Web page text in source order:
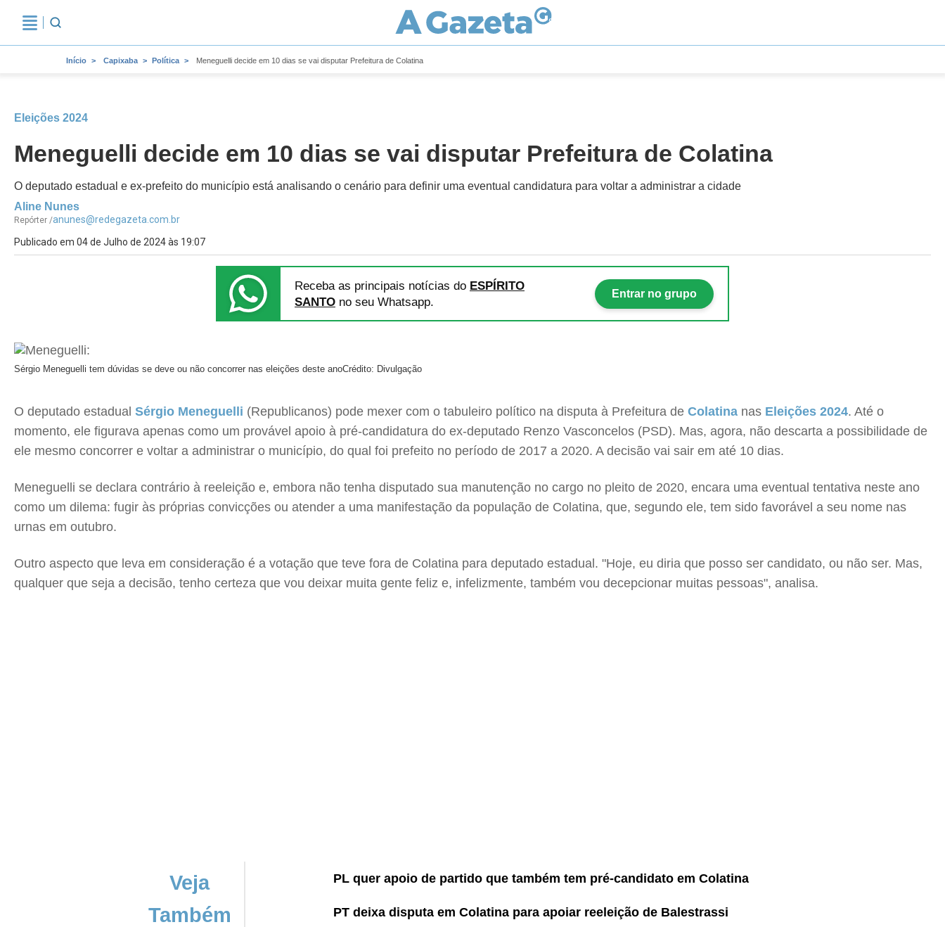
Início Capixaba Política Meneguelli decide em 10 dias se vai disputar Prefeitura de Colatina
Eleições 2024
Meneguelli decide em 10 dias se vai disputar Prefeitura de Colatina
O deputado estadual e ex-prefeito do município está analisando o cenário para definir uma eventual candidatura para voltar a administrar a cidade
Aline Nunes
Repórter /anunes@redegazeta.com.br
Publicado em 04 de Julho de 2024 às 19:07
Receba as principais notícias do ESPÍRITO
SANTO no seu Whatsapp.
Entrar no grupo
Sérgio Meneguelli tem dúvidas se deve ou não concorrer nas eleições deste anoCrédito: Divulgação
O deputado estadual Sérgio Meneguelli (Republicanos) pode mexer com o tabuleiro político na disputa à Prefeitura de Colatina nas Eleições 2024. Até o
momento, ele figurava apenas como um provável apoio à pré-candidatura do ex-deputado Renzo Vasconcelos (PSD). Mas, agora, não descarta a possibilidade de
ele mesmo concorrer e voltar a administrar o município, do qual foi prefeito no período de 2017 a 2020. A decisão vai sair em até 10 dias.
Meneguelli se declara contrário à reeleição e, embora não tenha disputado sua manutenção no cargo no pleito de 2020, encara uma eventual tentativa neste ano
como um dilema: fugir às próprias convicções ou atender a uma manifestação da população de Colatina, que, segundo ele, tem sido favorável a seu nome nas
urnas em outubro.
Outro aspecto que leva em consideração é a votação que teve fora de Colatina para deputado estadual. "Hoje, eu diria que posso ser candidato, ou não ser. Mas,
qualquer que seja a decisão, tenho certeza que vou deixar muita gente feliz e, infelizmente, também vou decepcionar muitas pessoas", analisa.
Veja
Também
PL quer apoio de partido que também tem pré-candidato em Colatina
PT deixa disputa em Colatina para apoiar reeleição de Balestrassi